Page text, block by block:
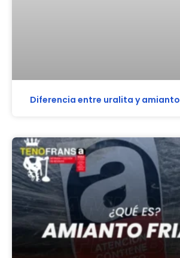
Diferencia entre uralita y amianto